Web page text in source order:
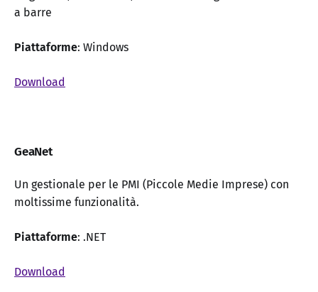
a barre
Piattaforme: Windows
Download
GeaNet
Un gestionale per le PMI (Piccole Medie Imprese) con
moltissime funzionalità.
Piattaforme: .NET
Download